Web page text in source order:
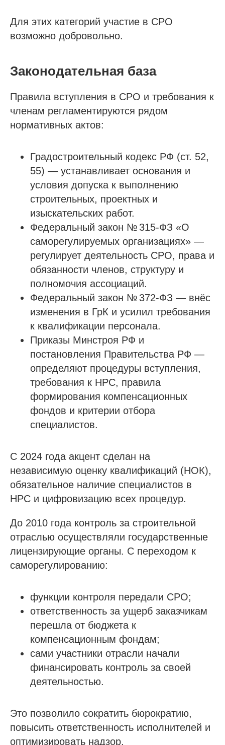
Для этих категорий участие в СРО
возможно добровольно.
Законодательная база
Правила вступления в СРО и требования к
членам регламентируются рядом
нормативных актов:
Градостроительный кодекс РФ (ст. 52,
55) — устанавливает основания и
условия допуска к выполнению
строительных, проектных и
изыскательских работ.
Федеральный закон № 315-ФЗ «О
саморегулируемых организациях» —
регулирует деятельность СРО, права и
обязанности членов, структуру и
полномочия ассоциаций.
Федеральный закон № 372-ФЗ — внёс
изменения в ГрК и усилил требования
к квалификации персонала.
Приказы Минстроя РФ и
постановления Правительства РФ —
определяют процедуры вступления,
требования к НРС, правила
формирования компенсационных
фондов и критерии отбора
специалистов.
С 2024 года акцент сделан на
независимую оценку квалификаций (НОК),
обязательное наличие специалистов в
НРС и цифровизацию всех процедур.
До 2010 года контроль за строительной
отраслью осуществляли государственные
лицензирующие органы. С переходом к
саморегулированию:
функции контроля передали СРО;
ответственность за ущерб заказчикам
перешла от бюджета к
компенсационным фондам;
сами участники отрасли начали
финансировать контроль за своей
деятельностью.
Это позволило сократить бюрократию,
повысить ответственность исполнителей и
оптимизировать надзор.